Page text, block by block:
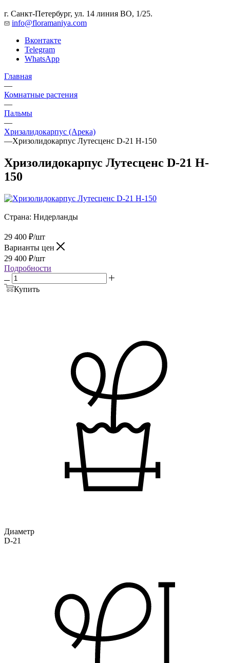
г. Санкт-Петербург, ул. 14 линия ВО, 1/25.
info@floramaniya.com
Вконтакте
Telegram
WhatsApp
Главная
—
Комнатные растения
—
Пальмы
—
Хризалидокарпус (Арека)
—Хризолидокарпус Лутесценс D-21 H-150
Хризолидокарпус Лутесценс D-21 H-
150
Страна: Нидерланды
29 400 ₽/шт
Варианты цен
29 400 ₽/шт
Подробности
Купить
Диаметр
D-21